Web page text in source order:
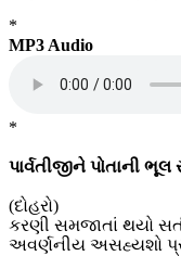
*
MP3 Audio
*
પાર્વતીજીને પોતાની
(દોહરો)
કરણી સમજાતાં થયો
અવર્ણનીય અસહ્યશો